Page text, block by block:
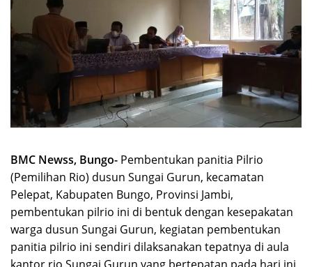
BMC Newss, Bungo- Pembentukan panitia Pilrio
(Pemilihan Rio) dusun Sungai Gurun, kecamatan
Pelepat, Kabupaten Bungo, Provinsi Jambi,
pembentukan pilrio ini di bentuk dengan kesepakatan
warga dusun Sungai Gurun, kegiatan pembentukan
panitia pilrio ini sendiri dilaksanakan tepatnya di aula